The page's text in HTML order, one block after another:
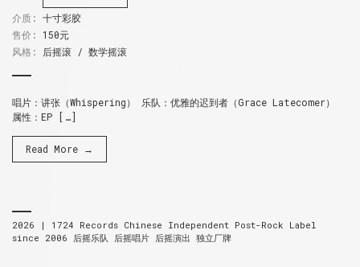
介质: 十寸彩胶
售价: 150元
风格:
后摇滚 / 数学摇滚
唱片：讲张（Whispering） 乐队：优雅的迟到者（Grace Latecomer）
属性：EP […]
Read More →
2026 | 1724 Records Chinese Independent Post-Rock Label
since 2006
后摇乐队 后摇唱片 后摇演出 独立厂牌